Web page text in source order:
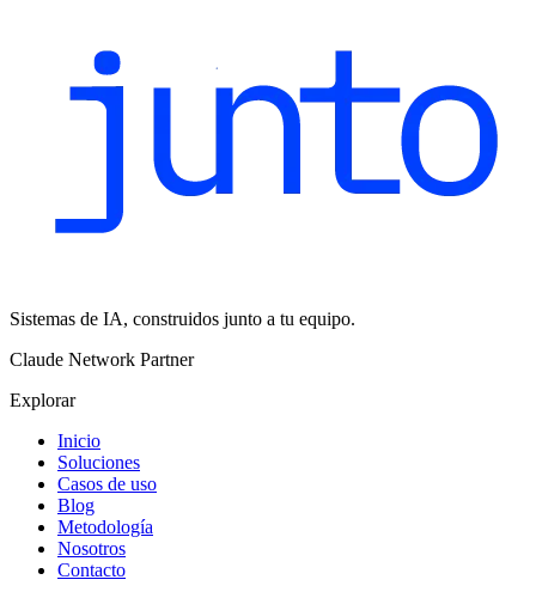
Sistemas de IA, construidos junto a tu equipo.
Claude Network Partner
Explorar
Inicio
Soluciones
Casos de uso
Blog
Metodología
Nosotros
Contacto